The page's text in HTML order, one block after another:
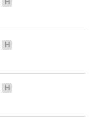
H
H
H